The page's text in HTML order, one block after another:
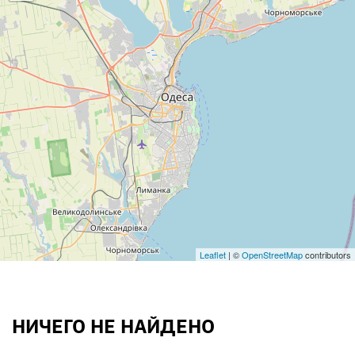
Leaflet | ©OpenStreetMapcontributors
НИЧЕГО НЕ НАЙДЕНО